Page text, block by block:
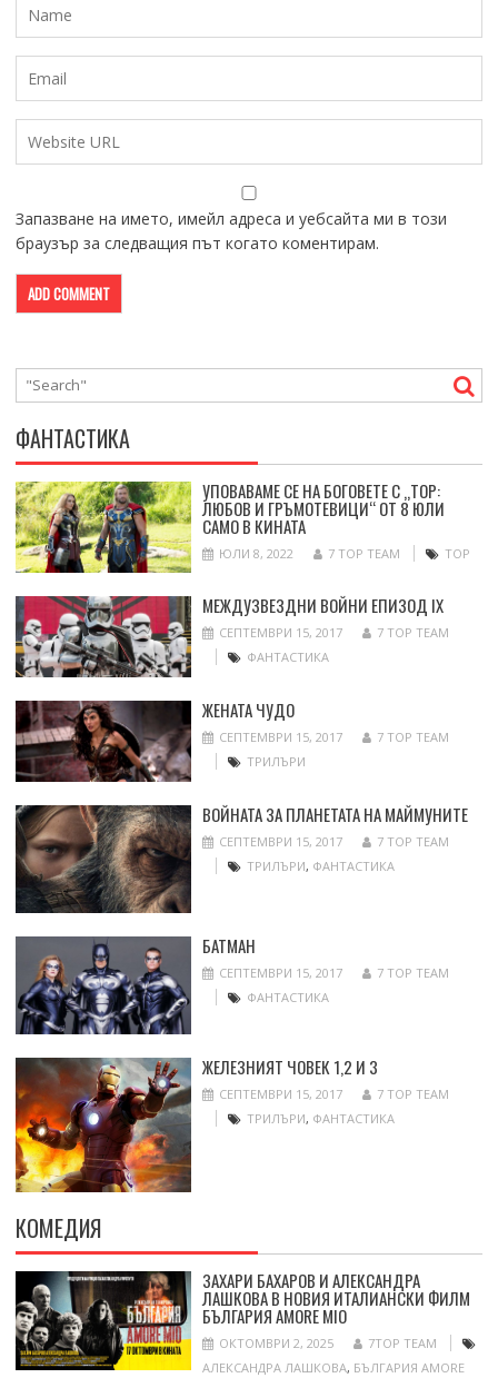
Запазване на името, имейл адреса и уебсайта ми в този
браузър за следващия път когато коментирам.
ФАНТАСТИКА
УПОВАВАМЕ СЕ НА БОГОВЕТЕ С „ТОР:
ЛЮБОВ И ГРЪМОТЕВИЦИ“ ОТ 8 ЮЛИ
САМО В КИНАТА
ЮЛИ 8, 2022 7 TOP TEAM ТОР
МЕЖДУЗВЕЗДНИ ВОЙНИ ЕПИЗОД IX
СЕПТЕМВРИ 15, 2017
7 TOP TEAM
ФАНТАСТИКА
ЖЕНАТА ЧУДО
СЕПТЕМВРИ 15, 2017
7 TOP TEAM
ТРИЛЪРИ
ВОЙНАТА ЗА ПЛАНЕТАТА НА МАЙМУНИТЕ
СЕПТЕМВРИ 15, 2017
7 TOP TEAM
ТРИЛЪРИ, ФАНТАСТИКА
БАТМАН
СЕПТЕМВРИ 15, 2017
7 TOP TEAM
ФАНТАСТИКА
ЖЕЛЕЗНИЯТ ЧОВЕК 1,2 И 3
СЕПТЕМВРИ 15, 2017
7 TOP TEAM
ТРИЛЪРИ, ФАНТАСТИКА
КОМЕДИЯ
ЗАХАРИ БАХАРОВ И АЛЕКСАНДРА
ЛАШКОВА В НОВИЯ ИТАЛИАНСКИ ФИЛМ
БЪЛГАРИЯ AMORE MIO
ОКТОМВРИ 2, 2025
7TOP TEAM
АЛЕКСАНДРА ЛАШКОВА, БЪЛГАРИЯ AMORE